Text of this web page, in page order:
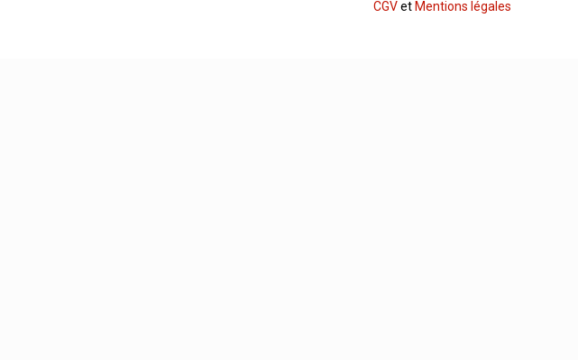
CGVet Mentions légales